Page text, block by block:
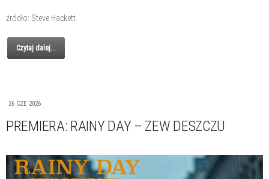
źródło: Steve Hackett
Czytaj dalej...
26 CZE 2026
PREMIERA: RAINY DAY – ZEW DESZCZU